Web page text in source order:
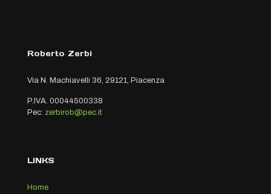
Roberto Zerbi
Via N. Machiavelli 36, 29121, Piacenza
P.IVA. 00044500338
Pec: zerbirob@pec.it
LINKS
Home